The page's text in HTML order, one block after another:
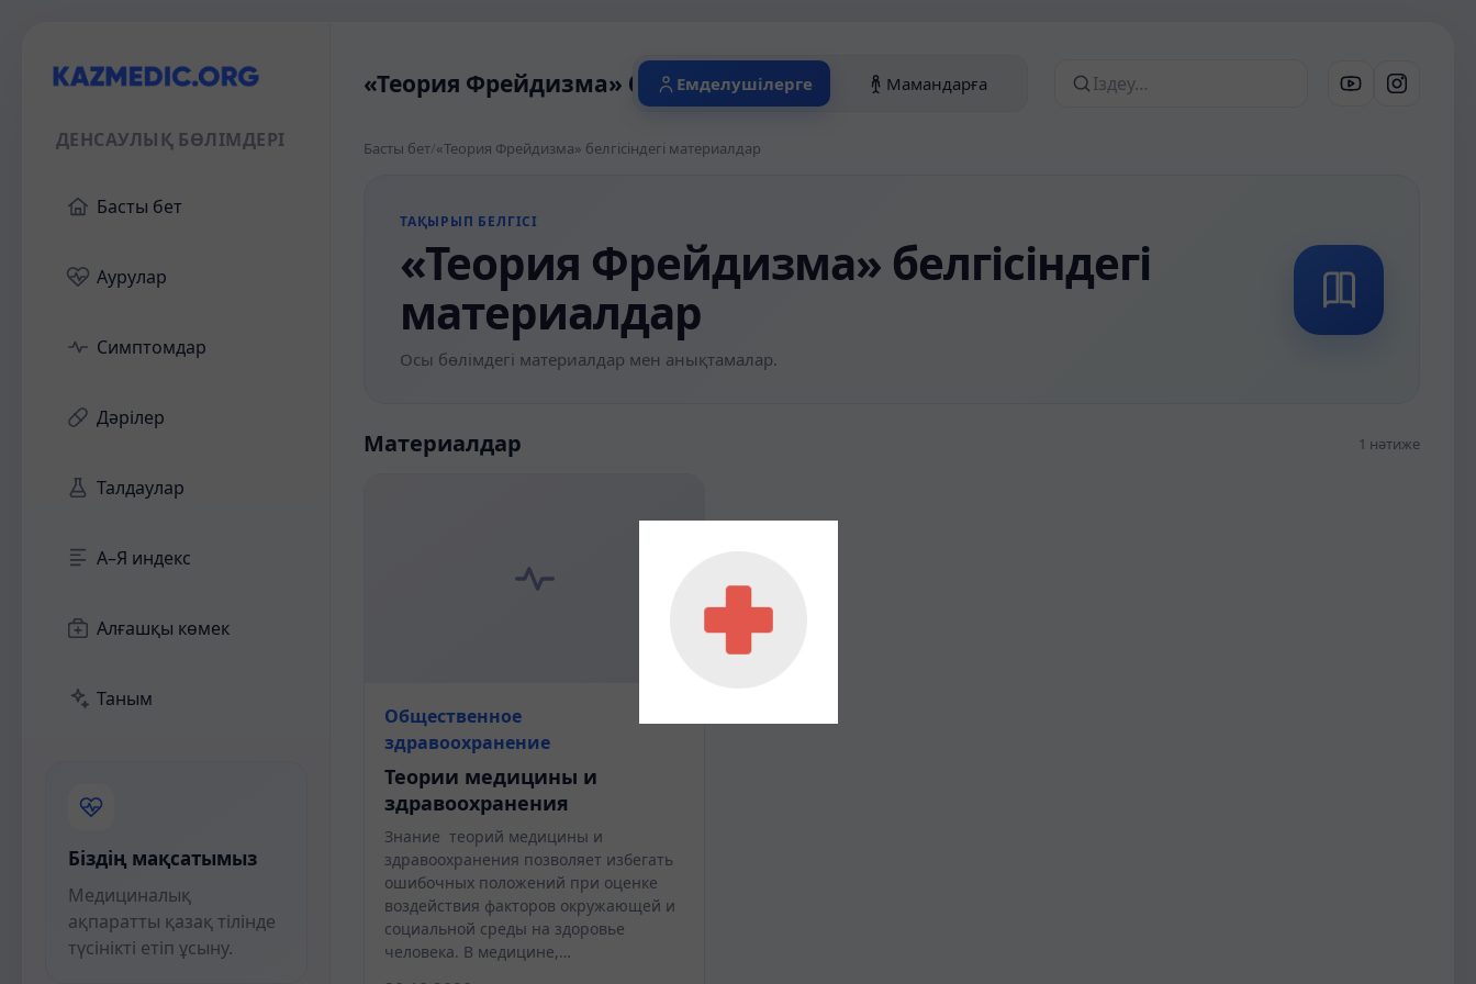
ДЕНСАУЛЫҚ БӨЛІМДЕРІ
Басты бет
Аурулар
Симптомдар
Дәрілер
Талдаулар
А–Я индекс
Алғашқы көмек
Таным
Біздің мақсатымыз
Медициналық
ақпаратты қазақ тілінде
түсінікті етіп ұсыну.
«Теория Фрейдизма» белгісіндегі материалдар
Емделушілерге Мамандарға Сайттан іздеу
Басты бет/«Теория Фрейдизма» белгісіндегі материалдар
ТАҚЫРЫП БЕЛГІСІ
«Теория Фрейдизма» белгісіндегі
материалдар
Осы бөлімдегі материалдар мен анықтамалар.
Материалдар 1 нәтиже
Общественное
здравоохранение
Теории медицины и
здравоохранения
Знание теорий медицины и
здравоохранения позволяет избегать
ошибочных положений при оценке
воздействия факторов окружающей и
социальной среды на здоровье
человека. В медицине,…